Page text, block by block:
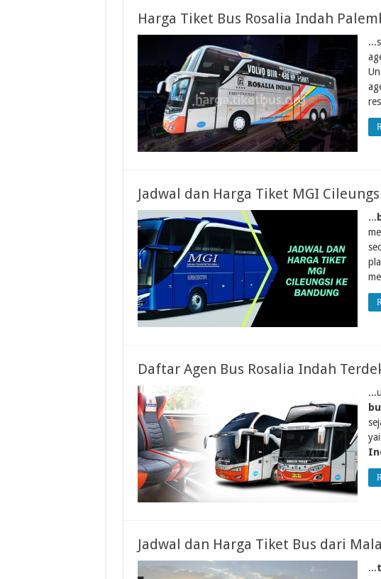
Harga Tiket Bus Rosalia Indah
Jadwal dan Harga Tiket MGI
...
Daftar Agen Bus Rosalia Indah
Jadwal dan Harga Tiket Bus dari
...